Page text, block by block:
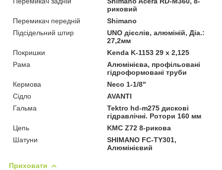
риковий
Перемикач передній
Shimano
Підсідельний штир
UNO дієслів, алюміній, Діа.:
27,2мм
Покришки
Kenda K-1153 29 х 2,125
Рама
Алюмінієва, профільовані
гідроформовані труби
Кермова
Neco 1-1/8"
Сідло
AVANTI
Гальма
Tektro hd-m275 дискові
гідравлічні. Ротори 160 мм
Цепь
KMC Z72 8-рикова
Шатуни
SHIMANO FC-TY301,
Алюмінієвий
Приховати